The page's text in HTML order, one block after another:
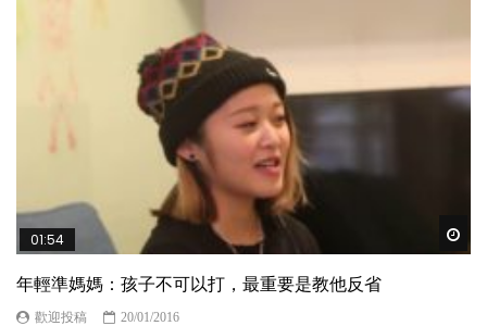
01:54
年輕準媽媽：孩子不可以打，最重要是教他反省
歡迎投稿
20/01/2016